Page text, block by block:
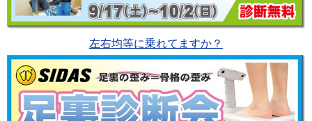
左右均等に乗れてますか？